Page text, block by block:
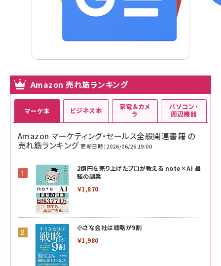
Amazon 売れ筋ランキング
マーケ本
Amazon マーケティング・セールス全般関連書籍 の
売れ筋ランキング 更新日時：2026/06/26 19:00
2億円を売り上げたプロが教える note×AI 最
強の副業
￥1,870
小さな会社は戦略が9割
￥1,980
ビジネス本 家電＆カメ
ラ
パソコン・
周辺機器